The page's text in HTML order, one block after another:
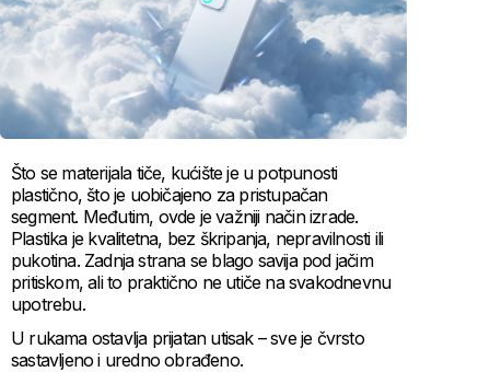
Što se materijala tiče, kućište je u potpunosti
plastično, što je uobičajeno za pristupačan
segment. Međutim, ovde je važniji način izrade.
Plastika je kvalitetna, bez škripanja, nepravilnosti ili
pukotina. Zadnja strana se blago savija pod jačim
pritiskom, ali to praktično ne utiče na svakodnevnu
upotrebu.
U rukama ostavlja prijatan utisak – sve je čvrsto
sastavljeno i uredno obrađeno.